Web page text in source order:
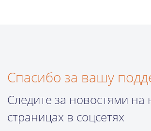
Спасибо за вашу
Следите за новостями на
страницах в соцсетях